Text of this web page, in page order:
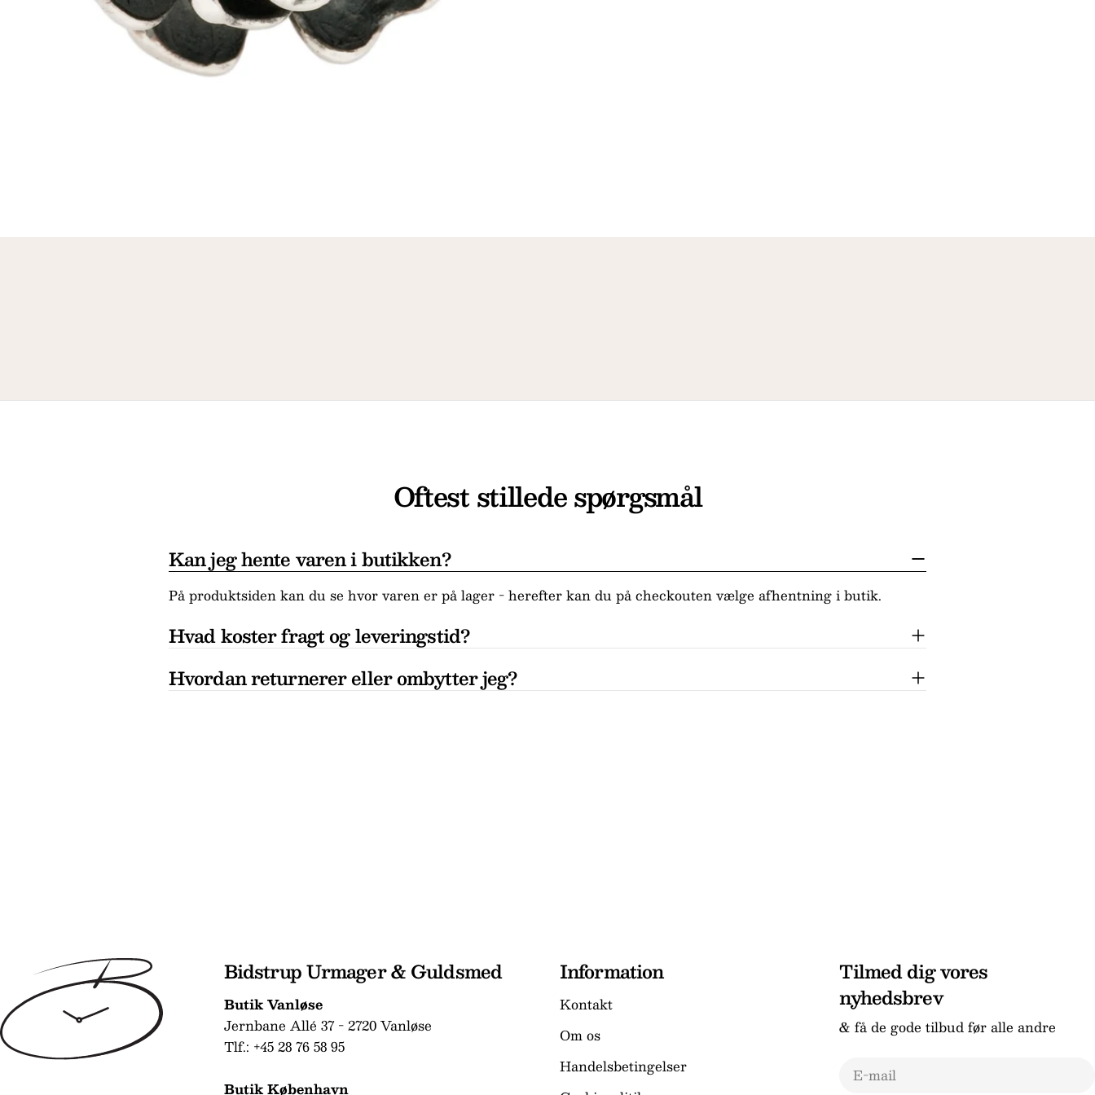
Oftest stillede spørgsmål
Kan jeg hente varen i butikken?
På produktsiden kan du se hvor varen er på lager - herefter kan du på checkouten vælge afhentning i butik.
Hvad koster fragt og leveringstid?
Hvordan returnerer eller ombytter jeg?
Bidstrup Urmager & Guldsmed
Butik Vanløse
Jernbane Allé 37 - 2720 Vanløse
Tlf.: +45 28 76 58 95
Butik København
Information
Kontakt
Om os
Handelsbetingelser
Tilmed dig vores
nyhedsbrev
& få de gode tilbud før alle andre
E-